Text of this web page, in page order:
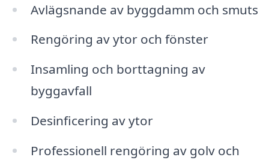
Avlägsnande av byggdamm och smuts
Rengöring av ytor och fönster
Insamling och borttagning av
byggavfall
Desinficering av ytor
Professionell rengöring av golv och